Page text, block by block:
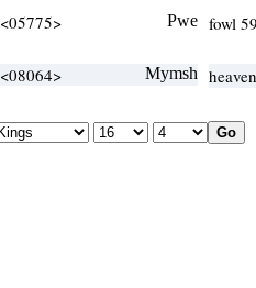
<05775> Pwe fowl
<08064> Mymsh